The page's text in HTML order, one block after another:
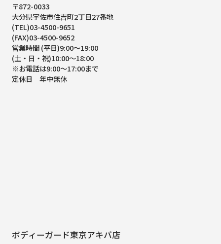
〒872-0033
大分県宇佐市住吉町2丁目27番地
(TEL)03-4500-9651
(FAX)03-4500-9652
営業時間 (平日)9:00～19:00
(土・日・祝)10:00～18:00
※お電話は9:00～17:00まで
定休日 年中無休
ボディーガード東京アキバ店